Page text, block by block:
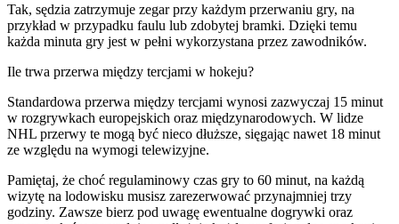
Tak, sędzia zatrzymuje zegar przy każdym przerwaniu gry, na
przykład w przypadku faulu lub zdobytej bramki. Dzięki temu
każda minuta gry jest w pełni wykorzystana przez zawodników.
Ile trwa przerwa między tercjami w hokeju?
Standardowa przerwa między tercjami wynosi zazwyczaj 15 minut
w rozgrywkach europejskich oraz międzynarodowych. W lidze
NHL przerwy te mogą być nieco dłuższe, sięgając nawet 18 minut
ze względu na wymogi telewizyjne.
Pamiętaj, że choć regulaminowy czas gry to 60 minut, na każdą
wizytę na lodowisku musisz zarezerwować przynajmniej trzy
godziny. Zawsze bierz pod uwagę ewentualne dogrywki oraz